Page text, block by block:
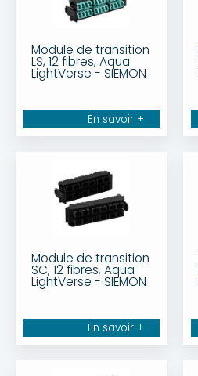
Module de transition
LS, 12 fibres, Aqua
LightVerse - SIEMON
En savoir +
Module de transition
SC, 12 fibres, Aqua
LightVerse - SIEMON
En savoir +